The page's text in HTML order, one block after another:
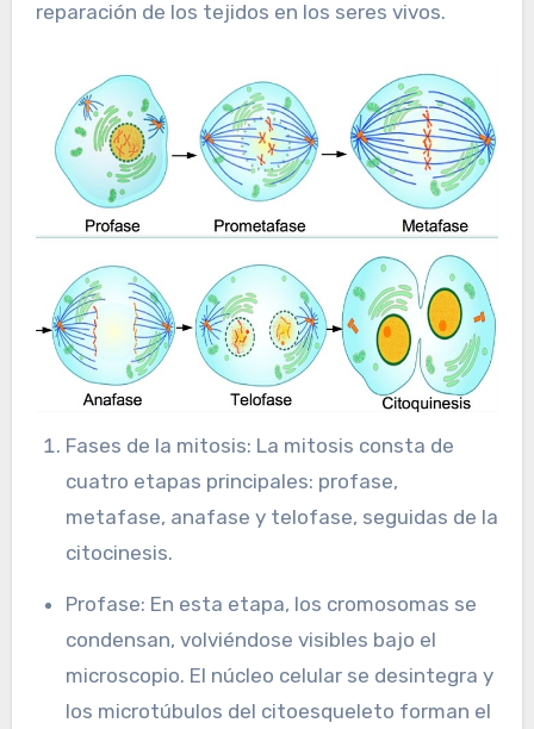
reparación de los tejidos en los seres vivos.
Fases de la mitosis: La mitosis consta de
cuatro etapas principales: profase,
metafase, anafase y telofase, seguidas de la
citocinesis.
Profase: En esta etapa, los cromosomas se
condensan, volviéndose visibles bajo el
microscopio. El núcleo celular se desintegra y
los microtúbulos del citoesqueleto forman el